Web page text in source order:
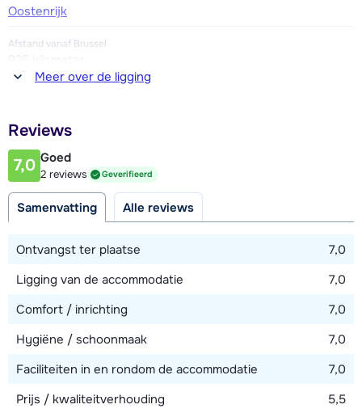
Oostenrijk
Afstand vanaf Brussel
Afstand tot restaurant of bar
350 meter
50 meter
350 meter
Bekijk kaart
Meer over de ligging
Reviews
7,0 Goed
2 reviews Geverifieerd
Samenvatting Alle reviews
Ontvangst ter plaatse
7,0
Ligging van de accommodatie
7,0
Comfort / inrichting
7,0
Hygiëne / schoonmaak
7,0
Faciliteiten in en rondom de accommodatie
7,0
Prijs / kwaliteitverhouding
5,5